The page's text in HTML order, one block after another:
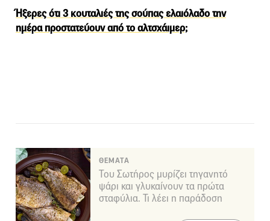
Ήξερες ότι 3 κουταλιές της σούπας ελαιόλαδο την
ημέρα προστατεύουν από το αλτσχάιμερ;
ΘΕΜΑΤΑ
Του Σωτήρος μυρίζει τηγανητό
ψάρι και γλυκαίνουν τα πρώτα
σταφύλια. Τι λέει η παράδοση